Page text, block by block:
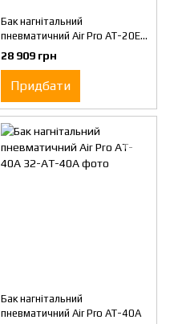
Бак нагнітальний
пневматичний Air Pro AT-20E-
3S
28 909 грн
Придбати
Бак нагнітальний
пневматичний Air Pro AT-40A